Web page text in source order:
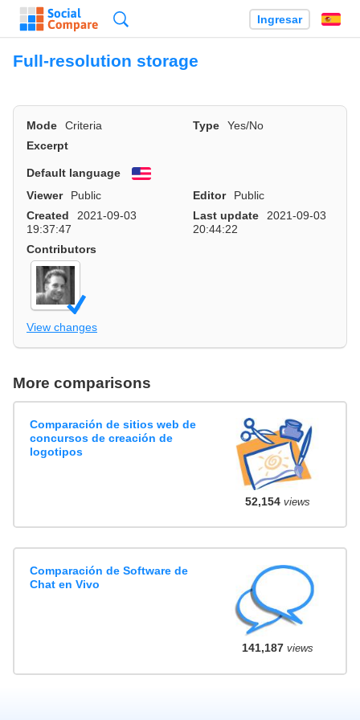
Ingresar
Full-resolution storage
Mode Criteria Type
Yes/No
Excerpt
Default language
English
Viewer
Public Editor
Public
Created
2021-09-03
19:37:47
Last update
2021-09-03
20:44:22
Contributors
View changes
More comparisons
Comparación de sitios web de
concursos de creación de
logotipos
52,154views
Comparación de Software de
Chat en Vivo
141,187views